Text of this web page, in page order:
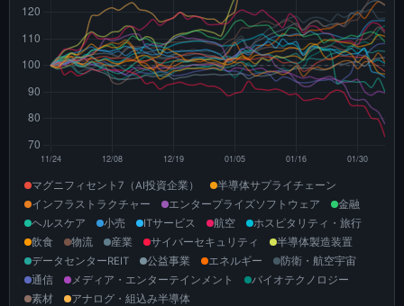
マグニフィセント7（AI投資企業）
半導体サプライチェーン
インフラストラクチャー
エンタープライズソフトウェア
金融
ヘルスケア
小売 ITサービス 航空
ホスピタリティ・旅行
飲食
物流 産業 サイバーセキュリティ
半導体製造装置
データセンターREIT
公益事業 エネルギー
防衛・航空宇宙
通信
メディア・エンターテインメント
バイオテクノロジー
素材
アナログ・組込み半導体